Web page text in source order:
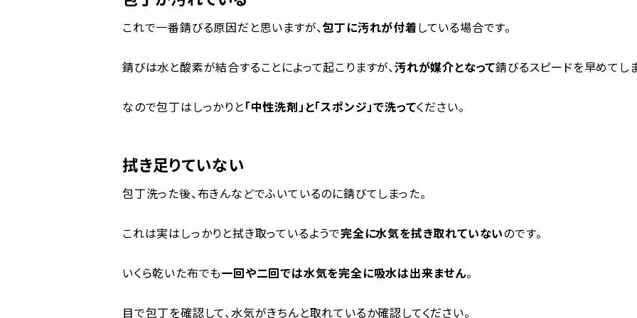
これで一番錆びる原因だと思いますが、包丁に汚れが付着している場合です。
錆びは水と酸素が結合することによって起こりますが、汚れが媒介となって錆びるスピードを早めてし
なので包丁はしっかりと「中性洗剤」と「スポンジ」で洗ってください。
拭き足りていない
包丁洗った後、布きんなどでふいているのに錆びてしまった。
これは実はしっかりと拭き取っているようで完全に水気を拭き取れていないのです。
いくら乾いた布でも一回や二回では水気を完全に吸水は出来ません。
目で包丁を確認して、水気がきちんと取れているか確認してください。